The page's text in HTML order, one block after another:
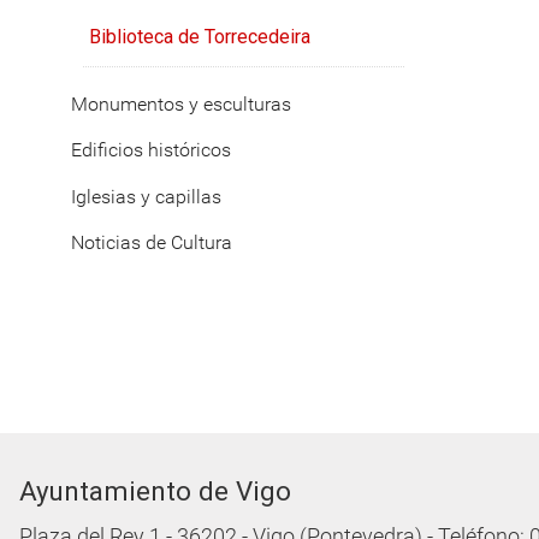
Biblioteca de Torrecedeira
Monumentos y esculturas
Edificios históricos
Iglesias y capillas
Noticias de Cultura
Ayuntamiento de Vigo